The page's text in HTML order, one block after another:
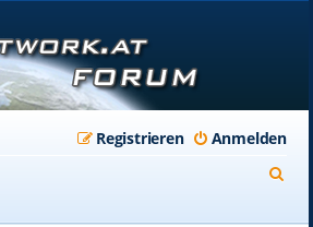
Anmelden
Registrieren